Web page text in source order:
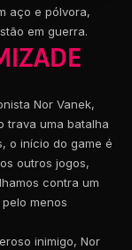
aço e pólvora,
em guerra.
Nor Vanek,
trava uma batalha
o início do game é
outros jogos,
contra um
menos
inimigo, Nor